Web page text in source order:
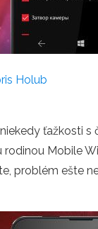
Holub
ťažkosti s
Mobile
problém ešte